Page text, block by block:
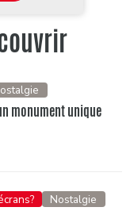
monument unique
Nostalgie